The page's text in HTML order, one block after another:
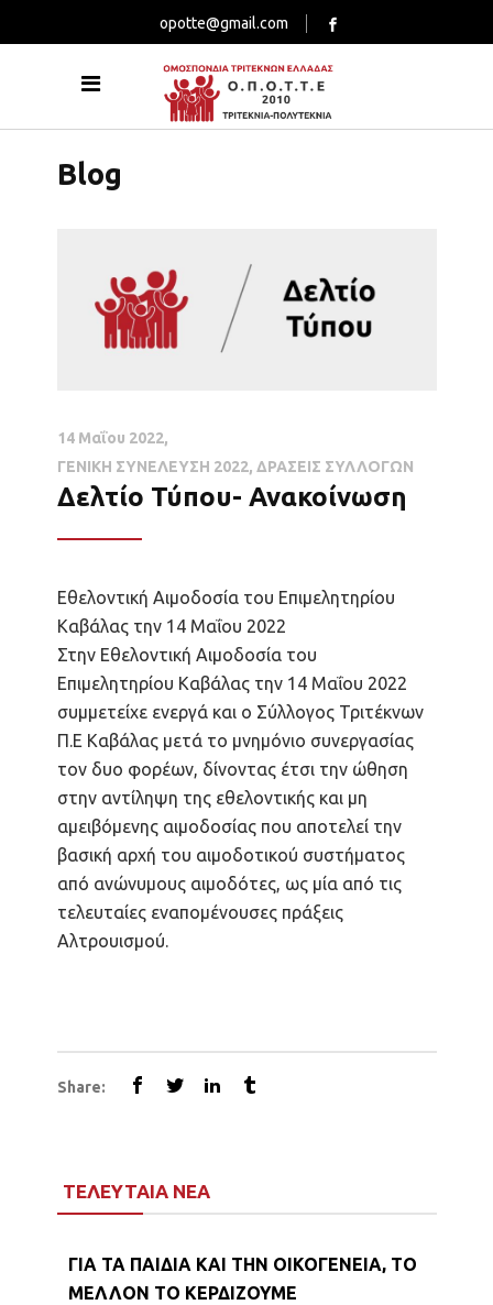
opotte@gmail.com
Blog
14 Μαΐου 2022
ΓΕΝΙΚΗ ΣΥΝΕΛΕΥΣΗ 2022, ΔΡΑΣΕΙΣ ΣΥΛΛΟΓΩΝ
Δελτίο Τύπου- Ανακοίνωση
Εθελοντική Αιμοδοσία του Επιμελητηρίου
Καβάλας την 14 Μαΐου 2022
Στην Εθελοντική Αιμοδοσία του
Επιμελητηρίου Καβάλας την 14 Μαΐου 2022
συμμετείχε ενεργά και ο Σύλλογος Τριτέκνων
Π.Ε Καβάλας μετά το μνημόνιο συνεργασίας
τον δυο φορέων, δίνοντας έτσι την ώθηση
στην αντίληψη της εθελοντικής και μη
αμειβόμενης αιμοδοσίας που αποτελεί την
βασική αρχή του αιμοδοτικού συστήματος
από ανώνυμους αιμοδότες, ως μία από τις
τελευταίες εναπομένουσες πράξεις
Αλτρουισμού.
Share:
ΤΕΛΕΥΤΑΙΑ ΝΕΑ
ΓΙΑ ΤΑ ΠΑΙΔΙΑ ΚΑΙ ΤΗΝ ΟΙΚΟΓΕΝΕΙΑ, ΤΟ
ΜΕΛΛΟΝ ΤΟ ΚΕΡΔΙΖΟΥΜΕ